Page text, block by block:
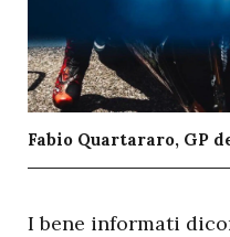
Fabio Quartararo, GP
I bene informati